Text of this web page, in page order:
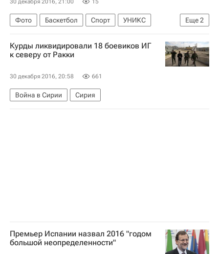
Еще2
Фото Баскетбол Спорт
УНИКС
Панатинаикос
Евролига
Курды ликвидировали 18 боевиков ИГ
к северу от Ракки
30 декабря 2016, 20:58 661
Война в Сирии Сирия
Премьер Испании назвал 2016 "годом
большой неопределенности"